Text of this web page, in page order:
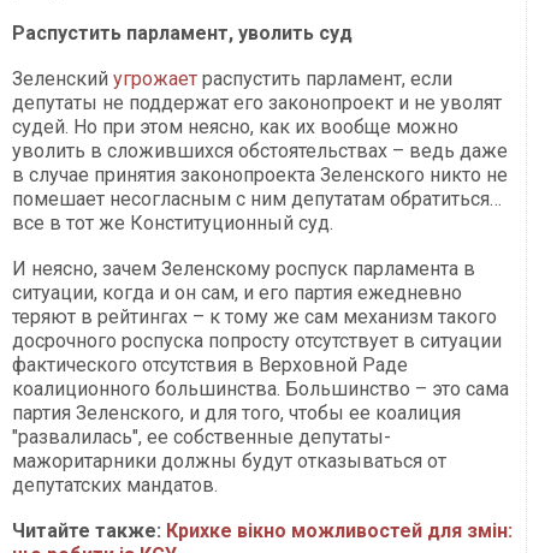
Распустить парламент, уволить суд
Зеленский угрожает распустить парламент, если
депутаты не поддержат его законопроект и не уволят
судей. Но при этом неясно, как их вообще можно
уволить в сложившихся обстоятельствах – ведь даже
в случае принятия законопроекта Зеленского никто не
помешает несогласным с ним депутатам обратиться…
все в тот же Конституционный суд.
И неясно, зачем Зеленскому роспуск парламента в
ситуации, когда и он сам, и его партия ежедневно
теряют в рейтингах – к тому же сам механизм такого
досрочного роспуска попросту отсутствует в ситуации
фактического отсутствия в Верховной Раде
коалиционного большинства. Большинство – это сама
партия Зеленского, и для того, чтобы ее коалиция
"развалилась", ее собственные депутаты-
мажоритарники должны будут отказываться от
депутатских мандатов.
Читайте также: Крихке вікно можливостей для змін: